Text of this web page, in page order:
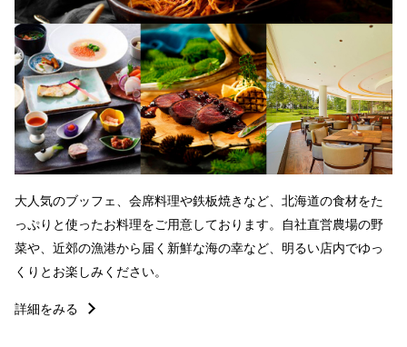
大人気のブッフェ、会席料理や鉄板焼きなど、北海道の食材をた
っぷりと使ったお料理をご用意しております。自社直営農場の野
菜や、近郊の漁港から届く新鮮な海の幸など、明るい店内でゆっ
くりとお楽しみください。
詳細をみる